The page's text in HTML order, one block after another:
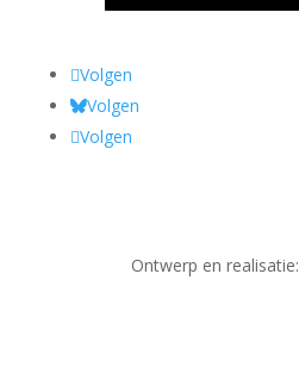
Volgen
Volgen
Volgen
Ontwerp en realisatie: